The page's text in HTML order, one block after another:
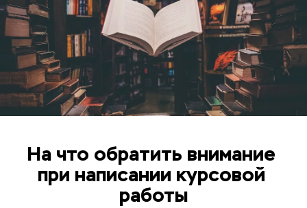
На что обратить внимание
при написании курсовой
работы